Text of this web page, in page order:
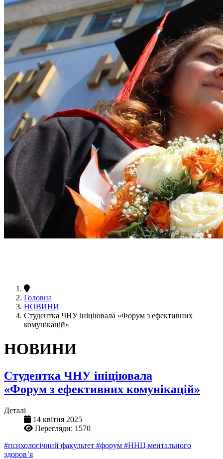
Головна
НОВИНИ
Студентка ЧНУ ініціювала «Форум з ефективних
комунікацій»
НОВИНИ
Студентка ЧНУ ініціювала
«Форум з ефективних комунікацій»
Деталі
14 квітня 2025
Перегляди: 1570
#психологічний факультет #форум #ННЦ ментального
здоров’я